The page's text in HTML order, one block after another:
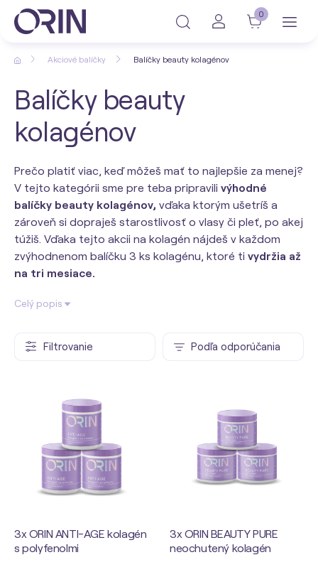
0
Akciové balíčky Balíčky beauty kolagénov
Balíčky beauty
kolagénov
Prečo platiť viac, keď môžeš mať to najlepšie za menej?
V tejto kategórii sme pre teba pripravili výhodné
balíčky beauty kolagénov, vďaka ktorým ušetríš a
zároveň si dopraješ starostlivosť o vlasy či pleť, po akej
túžiš. Vďaka tejto akcii na kolagén nájdeš v každom
zvýhodnenom balíčku 3 ks kolagénu, ktoré ti vydržia až
na tri mesiace.
Celý popis
Filtrovanie Podľa odporúčania
3x ORIN ANTI-AGE kolagén
s polyfenolmi
3x ORIN BEAUTY PURE
neochutený kolagén